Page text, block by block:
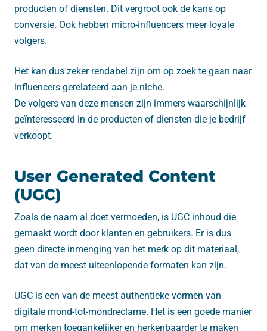
producten of diensten. Dit vergroot ook de kans op
conversie. Ook hebben micro-influencers meer loyale
volgers.
Het kan dus zeker rendabel zijn om op zoek te gaan naar
influencers gerelateerd aan je niche.
De volgers van deze mensen zijn immers waarschijnlijk
geïnteresseerd in de producten of diensten die je bedrijf
verkoopt.
User Generated Content
(UGC)
Zoals de naam al doet vermoeden, is UGC inhoud die
gemaakt wordt door klanten en gebruikers. Er is dus
geen directe inmenging van het merk op dit materiaal,
dat van de meest uiteenlopende formaten kan zijn.
UGC is een van de meest authentieke vormen van
digitale mond-tot-mondreclame. Het is een goede manier
om merken toegankelijker en herkenbaarder te maken